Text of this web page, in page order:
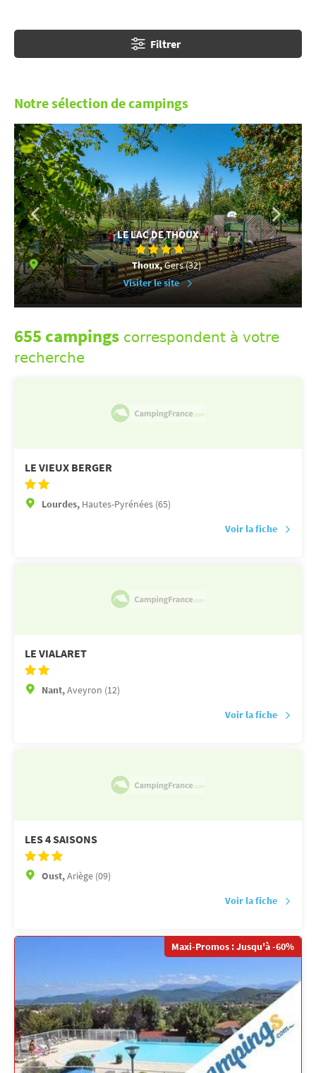
Filtrer
Notre sélection de campings
LE LAC DE THOUX
Thoux,Gers (32)
Visiter le site
655 campings correspondent à votre
recherche
LE VIEUX BERGER
Lourdes, Hautes-Pyrénées (65)
Voir la fiche
LE VIALARET
Nant,Aveyron (12)
Voir la fiche
LES 4 SAISONS
Oust,Ariège (09)
Voir la fiche
Maxi-Promos : Jusqu'à -60%